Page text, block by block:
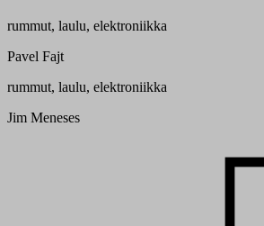
rummut, laulu, elektroniikka
Pavel Fajt
rummut, laulu, elektroniikka
Jim Meneses